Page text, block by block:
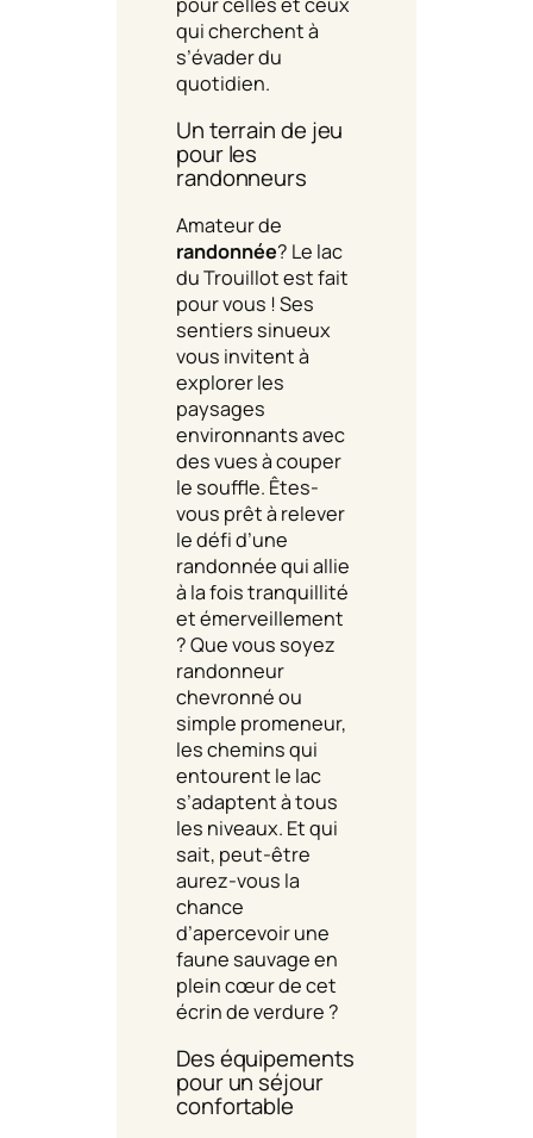
qui cherchent à
s’évader du
quotidien.
Un terrain de jeu
pour les
randonneurs
Amateur de
randonnée? Le lac
du Trouillot est fait
pour vous ! Ses
sentiers sinueux
vous invitent à
explorer les
paysages
environnants avec
des vues à couper
le souffle. Êtes-
vous prêt à relever
le défi d’une
randonnée qui allie
à la fois tranquillité
et émerveillement
? Que vous soyez
randonneur
chevronné ou
simple promeneur,
les chemins qui
entourent le lac
s’adaptent à tous
les niveaux. Et qui
sait, peut-être
aurez-vous la
chance
d’apercevoir une
faune sauvage en
plein cœur de cet
écrin de verdure ?
Des équipements
pour un séjour
confortable